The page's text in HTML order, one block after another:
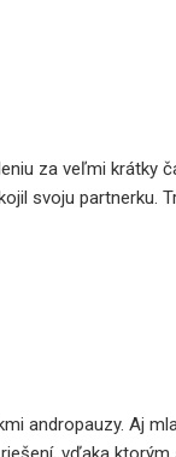
za veľmi krátky
svoju partnerku.
andropauzy. Aj